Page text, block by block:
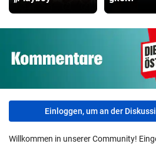
Einloggen, um an der
Willkommen in unserer Community!